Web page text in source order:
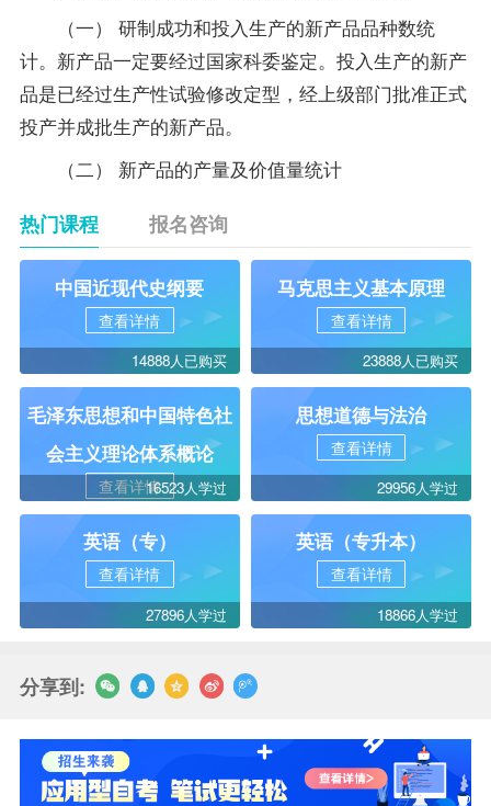
（一） 研制成功和投入生产的新产品品种数统
计。新产品一定要经过国家科委鉴定。投入生产的新产
品是已经过生产性试验修改定型，经上级部门批准正式
投产并成批生产的新产品。
（二） 新产品的产量及价值量统计
热门课程 报名咨询
中国近现代史纲要
查看详情
14888人已购买
马克思主义基本原理
查看详情
23888人已购买
毛泽东思想和中国特色社
会主义理论体系概论
查看详情16523人学过
思想道德与法治
查看详情
29956人学过
英语（专）
查看详情
27896人学过
英语（专升本）
查看详情
18866人学过
分享到: